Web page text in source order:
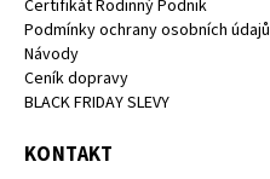
Certifikát Rodinný Podnik
Podmínky ochrany osobních údajů
Návody
Ceník dopravy
BLACK FRIDAY SLEVY
KONTAKT